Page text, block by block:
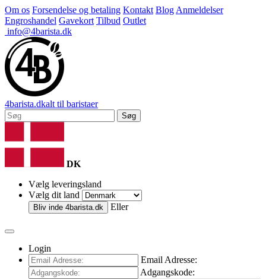
Om os Forsendelse og betaling Kontakt Blog Anmeldelser
Engroshandel Gavekort Tilbud Outlet
info@4barista.dk
4barista.dkalt til baristaer
Søg
DK
Vælg leveringsland
Vælg dit land
Bliv inde 4barista.dk Eller
Login
Email Adresse:
Adgangskode: